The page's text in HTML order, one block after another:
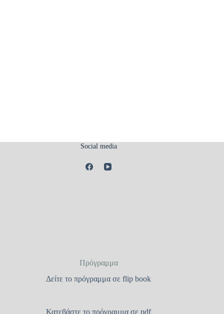
Social media
Πρόγραμμα
Δείτε το πρόγραμμα σε flip book
Κατεβάστε το πρόγραμμα σε pdf